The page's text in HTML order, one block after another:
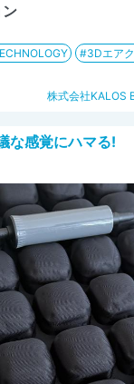
3Dエア
株式会社KALOS
な感覚にハマる!